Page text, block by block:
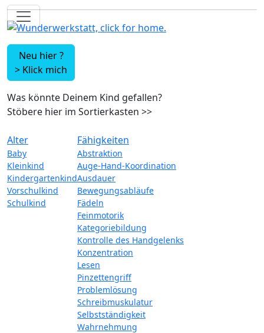
Neu hier ?
> Klick mich
Was könnte Deinem Kind gefallen?
Stöbere hier im Sortierkasten >>
Alter
Baby
Kleinkind
Kindergartenkind
Vorschulkind
Schulkind
Fähigkeiten
Abstraktion
Auge-Hand-Koordination
Ausdauer
Bewegungsabläufe
Fädeln
Feinmotorik
Kategoriebildung
Kontrolle des Handgelenks
Konzentration
Lesen
Pinzettengriff
Problemlösung
Schreibmuskulatur
Selbstständigkeit
Wahrnehmung